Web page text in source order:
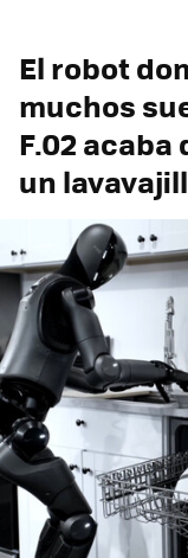
El robot
muchos
F.02
un